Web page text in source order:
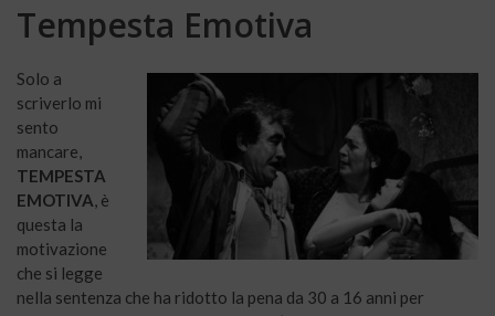
Tempesta Emotiva
Solo a
scriverlo mi
sento
mancare,
TEMPESTA
EMOTIVA , è
questa la
motivazione
che si legge
nella sentenza che ha ridotto la pena da 30 a 16 anni per